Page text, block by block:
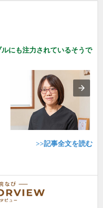
にも注力されているそうで
>>記事全文を読む